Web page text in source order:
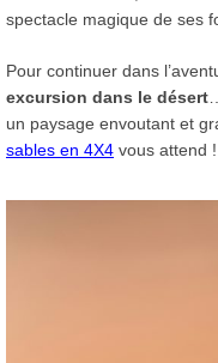
spectacle magique de ses
Pour continuer dans
excursion dans le désert
un paysage envoutant et
sables en 4X4 vous attend !